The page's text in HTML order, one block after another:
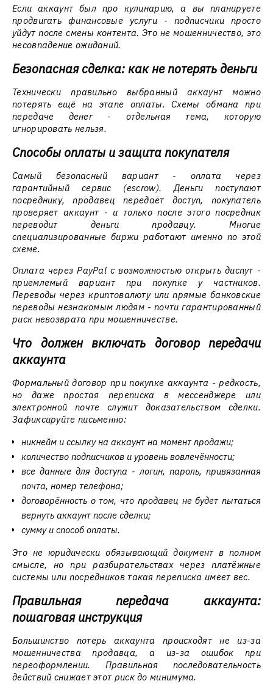
Если аккаунт был про кулинарию, а вы планируете
продвигать финансовые услуги - подписчики просто
уйдут после смены контента. Это не мошенничество, это
несовпадение ожиданий.
Безопасная сделка: как не потерять деньги
Технически правильно выбранный аккаунт можно
потерять ещё на этапе оплаты. Схемы обмана при
передаче денег - отдельная тема, которую
игнорировать нельзя.
Способы оплаты и защита покупателя
Самый безопасный вариант - оплата через
гарантийный сервис (escrow). Деньги поступают
посреднику, продавец передаёт доступ, покупатель
проверяет аккаунт - и только после этого посредник
переводит деньги продавцу. Многие
специализированные биржи работают именно по этой
схеме.
Оплата через PayPal с возможностью открыть диспут -
приемлемый вариант при покупке у частников.
Переводы через криптовалюту или прямые банковские
переводы незнакомым людям - почти гарантированный
риск невозврата при мошенничестве.
Что должен включать договор передачи
аккаунта
Формальный договор при покупке аккаунта - редкость,
но даже простая переписка в мессенджере или
электронной почте служит доказательством сделки.
Зафиксируйте письменно:
никнейм и ссылку на аккаунт на момент продажи;
количество подписчиков и уровень вовлечённости;
все данные для доступа - логин, пароль, привязанная
почта, номер телефона;
договорённость о том, что продавец не будет пытаться
вернуть аккаунт после сделки;
сумму и способ оплаты.
Это не юридически обязывающий документ в полном
смысле, но при разбирательствах через платёжные
системы или посредников такая переписка имеет вес.
Правильная передача аккаунта:
пошаговая инструкция
Большинство потерь аккаунта происходят не из-за
мошенничества продавца, а из-за ошибок при
переоформлении. Правильная последовательность
действий снижает этот риск до минимума.